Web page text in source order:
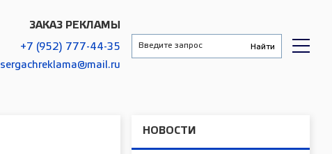
ЗАКАЗ РЕКЛАМЫ
+7 (952) 777-44-35
sergachreklama@mail.ru
НОВОСТИ